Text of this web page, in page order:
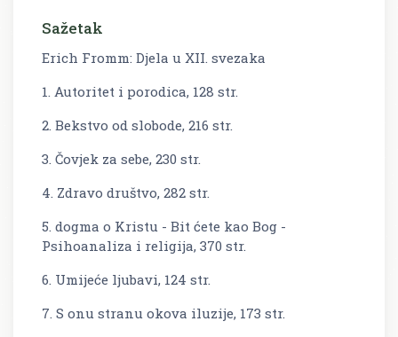
Sažetak
Erich Fromm: Djela u XII. svezaka
1. Autoritet i porodica, 128 str.
2. Bekstvo od slobode, 216 str.
3. Čovjek za sebe, 230 str.
4. Zdravo društvo, 282 str.
5. dogma o Kristu - Bit ćete kao Bog -
Psihoanaliza i religija, 370 str.
6. Umijeće ljubavi, 124 str.
7. S onu stranu okova iluzije, 173 str.